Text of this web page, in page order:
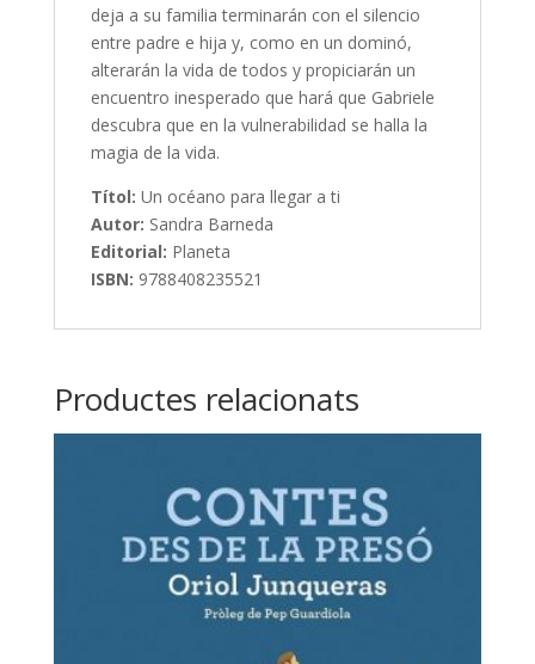
deja a su familia terminarán con el silencio
entre padre e hija y, como en un dominó,
alterarán la vida de todos y propiciarán un
encuentro inesperado que hará que Gabriele
descubra que en la vulnerabilidad se halla la
magia de la vida.
Títol: Un océano para llegar a ti
Autor: Sandra Barneda
Editorial: Planeta
ISBN: 9788408235521
Productes relacionats